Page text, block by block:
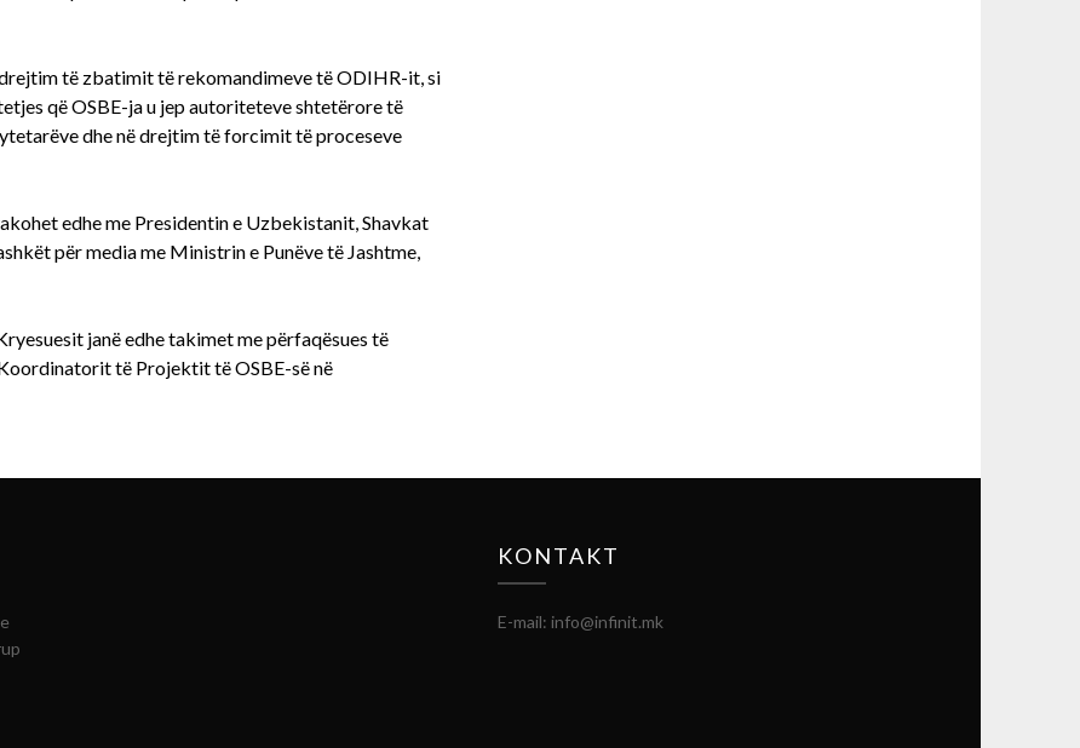
të zbatimit të rekomandimeve të ODIHR-it, si
që OSBE-ja u jep autoriteteve shtetërore të
dhe në drejtim të forcimit të proceseve
edhe me Presidentin e Uzbekistanit, Shavkat
për media me Ministrin e Punëve të Jashtme,
janë edhe takimet me përfaqësues të
të Projektit të OSBE-së në
KONTAKT
E-mail: info@infinit.mk